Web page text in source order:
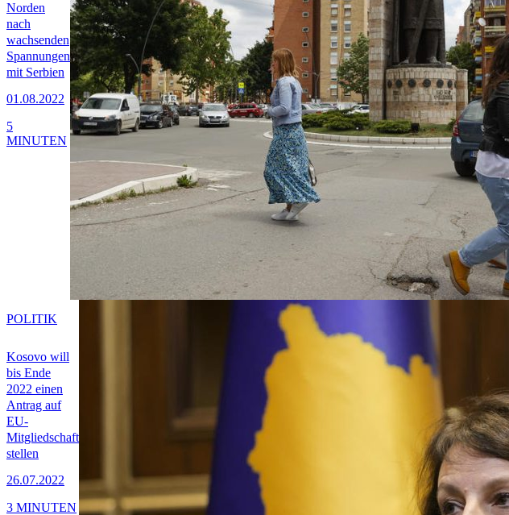
Norden
nach
wachsenden
Spannungen
mit Serbien
01.08.2022
5
MINUTEN
Kosovo will
bis Ende
2022 einen
Antrag auf
EU-
Mitgliedschaft
stellen
26.07.2022
POLITIK
3 MINUTEN